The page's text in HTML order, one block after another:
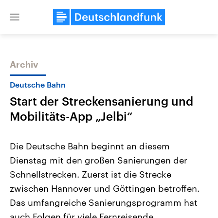
Close
Themen
Landtagswahl Sachsen-Anhalt
2026
Alle Informationen
Sachsen-Anhalt wählt am 6.
September 2026 einen neuen
Landtag. Seit 2021 wird das
Bundesland von einer Koalition aus
USA
Aktuelle Beiträge,
Hintergründe
Wirtschaftlich und
gehören die Vereinigten
den mächtigsten Ländern
mit großem Einfluss auf
Archiv
Deutsche Bahn
Start der Streckensanierung und
Mobilitäts-App „Jelbi“
Die Deutsche Bahn beginnt an diesem
Dienstag mit den großen Sanierungen der
Schnellstrecken. Zuerst ist die Strecke
zwischen Hannover und Göttingen betroffen.
Das umfangreiche Sanierungsprogramm hat